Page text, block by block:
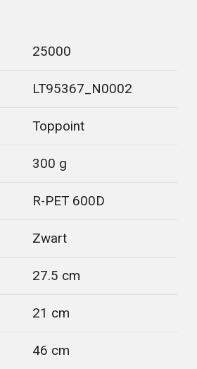
25000
LT95367_N0002
Toppoint
300 g
R-PET 600D
Zwart
27.5 cm
21 cm
46 cm